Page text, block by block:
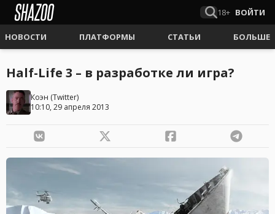
18+ ВОЙТИ
НОВОСТИ ПЛАТФОРМЫ СТАТЬИ БОЛЬШЕ
Half-Life 3 – в разработке ли игра?
Коэн (Twitter)
10:10, 29 апреля 2013